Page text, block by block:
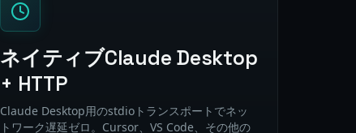
ネイティブClaude Desktop
+ HTTP
Claude Desktop用のstdioトランスポートでネッ
トワーク遅延ゼロ。Cursor、VS Code、その他の